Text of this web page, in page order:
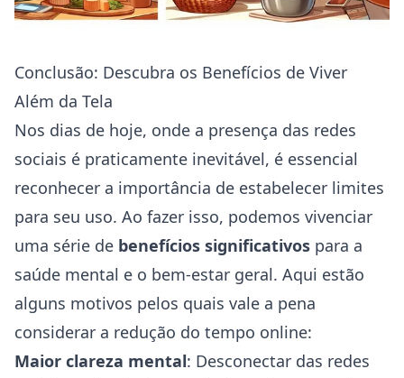
Conclusão: Descubra os Benefícios de Viver
Além da Tela
Nos dias de hoje, onde a presença das redes
sociais é praticamente inevitável, é essencial
reconhecer a importância de estabelecer limites
para seu uso. Ao fazer isso, podemos vivenciar
uma série de benefícios significativos para a
saúde mental e o bem-estar geral. Aqui estão
alguns motivos pelos quais vale a pena
considerar a redução do tempo online:
Maior clareza mental: Desconectar das redes